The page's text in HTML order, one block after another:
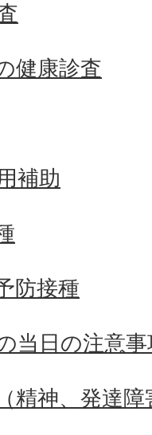
健康診査
補助
防接種
当日の注意
精神、発達障